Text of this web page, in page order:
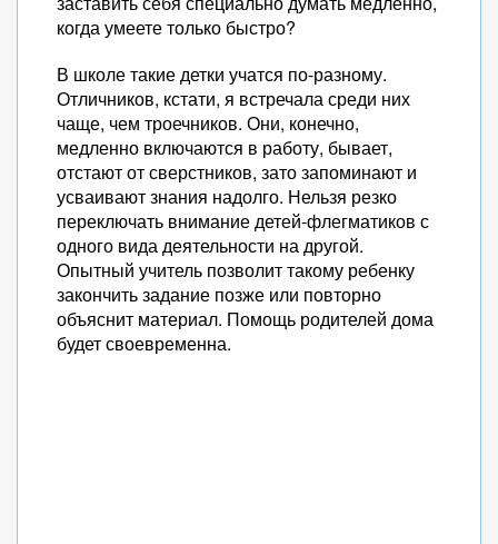
когда умеете только быстро?
В школе такие детки учатся по-разному.
Отличников, кстати, я встречала среди них
чаще, чем троечников. Они, конечно,
медленно включаются в работу, бывает,
отстают от сверстников, зато запоминают и
усваивают знания надолго. Нельзя резко
переключать внимание детей-флегматиков с
одного вида деятельности на другой.
Опытный учитель позволит такому ребенку
закончить задание позже или повторно
объяснит материал. Помощь родителей дома
будет своевременна.